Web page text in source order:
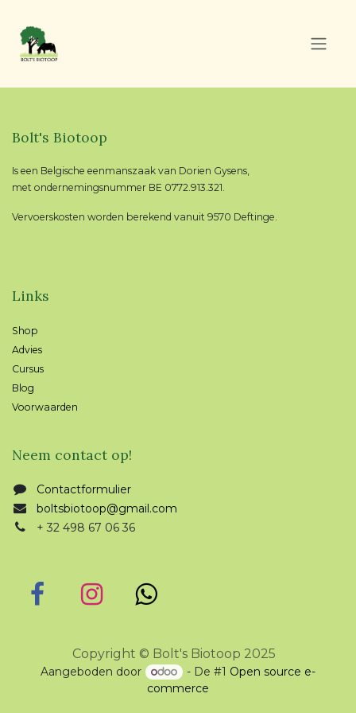
Bolt's Biotoop
Is een Belgische eenmanszaak van Dorien Gysens,
met ondernemingsnummer BE 0772.913.321.
Vervoerskosten worden berekend vanuit 9570 Deftinge.
Links
Shop
Advies
Cursus
Blog
Voorwaarden
Neem contact op!
Contactformulier
boltsbiotoop@gmail.com
+ 32 498 67 06 36
Copyright © Bolt's Biotoop 2025
Aangeboden door - De #1 Open source e-
commerce